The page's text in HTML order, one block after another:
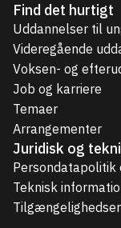
Find det hurtigt
Uddannelser til
Videregående
Voksen- og
Job og karriere
Temaer
Arrangementer
Juridisk og
Persondatapolitik
Teknisk